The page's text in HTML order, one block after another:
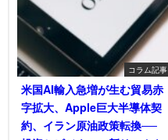
コラム記事
米国AI輸入急増が生む貿易赤
字拡大、Apple巨大半導体契
約、イラン原油政策転換──